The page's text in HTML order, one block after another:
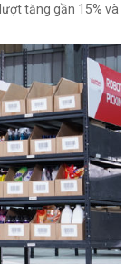
tăng gần 15% và